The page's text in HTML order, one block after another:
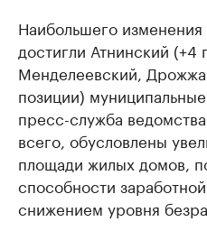
Наибольшего
достигли Атнинский
Менделеевский,
позиции)
пресс-служба
всего, обусловлены
площади жилых домов,
способности
снижением уровня